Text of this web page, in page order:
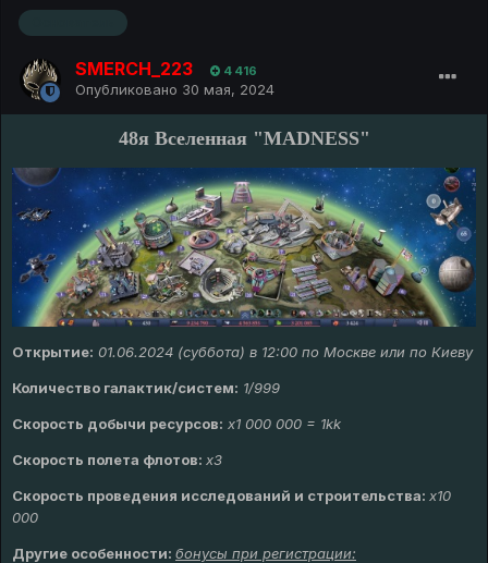
SMERCH_223 4 416
Опубликовано 30 мая, 2024
48я Вселенная "MADNESS"
Открытие: 01.06.2024 (суббота) в 12:00 по Москве или по Киеву
Количество галактик/систем: 1/999
Скорость добычи ресурсов: х1 000 000 = 1kk
Скорость полета флотов: х3
Скорость проведения исследований и строительства: x10
000
Другие особенности: бонусы при регистрации: